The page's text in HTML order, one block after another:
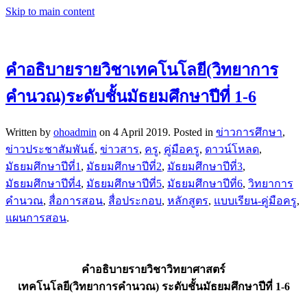
Skip to main content
คำอธิบายรายวิชาเทคโนโลยี(วิทยาการ
คำนวณ)ระดับชั้นมัธยมศึกษาปีที่ 1-6
Written by ohoadmin on 4 April 2019. Posted in ข่าวการศึกษา,
ข่าวประชาสัมพันธ์, ข่าวสาร, ครู, คู่มือครู, ดาวน์โหลด,
มัธยมศึกษาปีที่1 , มัธยมศึกษาปีที่2, มัธยมศึกษาปีที่3,
มัธยมศึกษาปีที่4, มัธยมศึกษาปีที่5, มัธยมศึกษาปีที่6, วิทยาการ
คำนวณ, สื่อการสอน, สื่อประกอบ, หลักสูตร, แบบเรียน-คู่มือครู,
แผนการสอน.
คำอธิบายรายวิชาวิทยาศาสตร์
เทคโนโลยี(วิทยาการคำนวณ) ระดับชั้นมัธยมศึกษาปีที่ 1-6